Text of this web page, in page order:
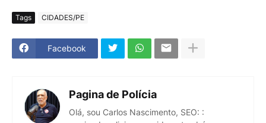
Tags CIDADES/PE
Facebook
Pagina de Polícia
Olá, sou Carlos Nascimento, SEO: :